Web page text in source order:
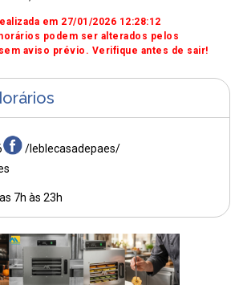
em 27/01/2026 12:28:12
podem ser alterados pelos
aviso prévio. Verifique antes de sair!
/leblecasadepaes/
7h às 23h